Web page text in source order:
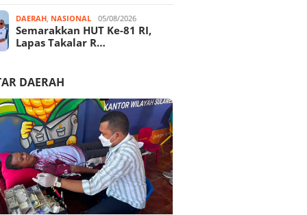
DAERAH, NASIONAL 05/08/2026
Semarakkan HUT Ke-81 RI,
Lapas Takalar R…
DAERAH